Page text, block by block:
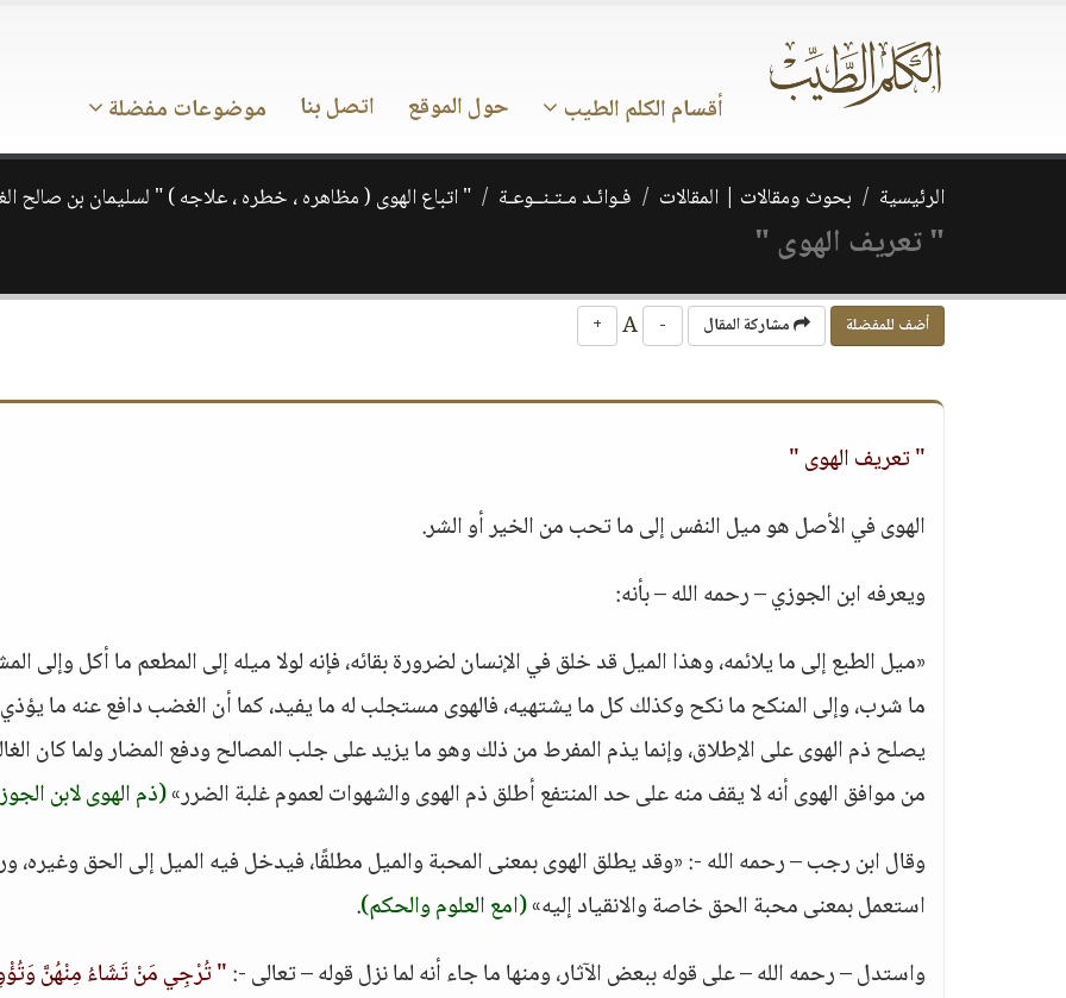
أقسام الكلم الطيب حول الموقع اتصل بنا موضوعات مفضلة
الرئيسية بحوث ومقالات | المقالات فـوائـد مـتـنــوعـة " اتباع الهوى ( مظاهره ، خطره ، علاجه ) " لسليمان بن صالح
" تعريف الهوى "
أضف للمفضلة مشاركة المقال -
+
" تعريف الهوى "
الهوى في الأصل هو ميل النفس إلى ما تحب من الخير أو الشر.
ويعرفه ابن الجوزي – رحمه الله – بأنه:
«ميل الطبع إلى ما يلائمه، وهذا الميل قد خلق في الإنسان لضرورة بقائه، فإنه لولا ميله إلى المطعم ما أكل وإلى
ما شرب، وإلى المنكح ما نكح وكذلك كل ما يشتهيه، فالهوى مستجلب له ما يفيد، كما أن الغضب دافع عنه ما
يصلح ذم الهوى على الإطلاق، وإنما يذم المفرط من ذلك وهو ما يزيد على جلب المصالح ودفع المضار ولما كان
من موافق الهوى أنه لا يقف منه على حد المنتفع أطلق ذم الهوى والشهوات لعموم غلبة الضرر»(ذم الهوى لابن
وقال ابن رجب – رحمه الله -: «وقد يطلق الهوى بمعنى المحبة والميل مطلقًا، فيدخل فيه الميل إلى الحق وغيره،
استعمل بمعنى محبة الحق خاصة والانقياد إليه»(امع العلوم والحكم).
واستدل – رحمه الله – على قوله ببعض الآثار، ومنها ما جاء أنه لما نزل قوله – تعالى -:" تُرْجِي مَنْ تَشَاءُ مِنْهُنَّ